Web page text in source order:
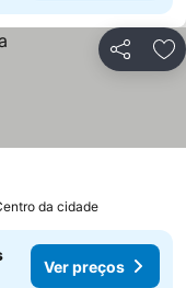
Partilhar
da cidade
Ver preços